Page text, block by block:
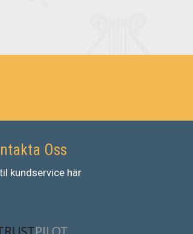
Oss
til kundservice här